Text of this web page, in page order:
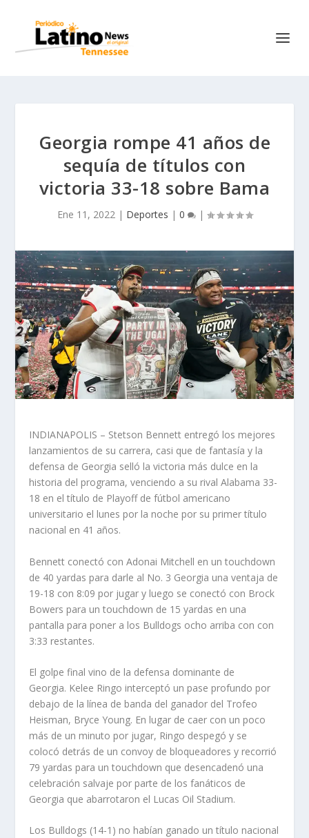
Georgia rompe 41 años de
sequía de títulos con
victoria 33-18 sobre Bama
Ene 11, 2022| Deportes | 0 |
INDIANAPOLIS – Stetson Bennett entregó los mejores
lanzamientos de su carrera, casi que de fantasía y la
defensa de Georgia selló la victoria más dulce en la
historia del programa, venciendo a su rival Alabama 33-
18 en el título de Playoff de fútbol americano
universitario el lunes por la noche por su primer título
nacional en 41 años.
Bennett conectó con Adonai Mitchell en un touchdown
de 40 yardas para darle al No. 3 Georgia una ventaja de
19-18 con 8:09 por jugar y luego se conectó con Brock
Bowers para un touchdown de 15 yardas en una
pantalla para poner a los Bulldogs ocho arriba con con
3:33 restantes.
El golpe final vino de la defensa dominante de
Georgia. Kelee Ringo interceptó un pase profundo por
debajo de la línea de banda del ganador del Trofeo
Heisman, Bryce Young. En lugar de caer con un poco
más de un minuto por jugar, Ringo despegó y se
colocó detrás de un convoy de bloqueadores y recorrió
79 yardas para un touchdown que desencadenó una
celebración salvaje por parte de los fanáticos de
Georgia que abarrotaron el Lucas Oil Stadium.
Los Bulldogs (14-1) no habían ganado un título nacional